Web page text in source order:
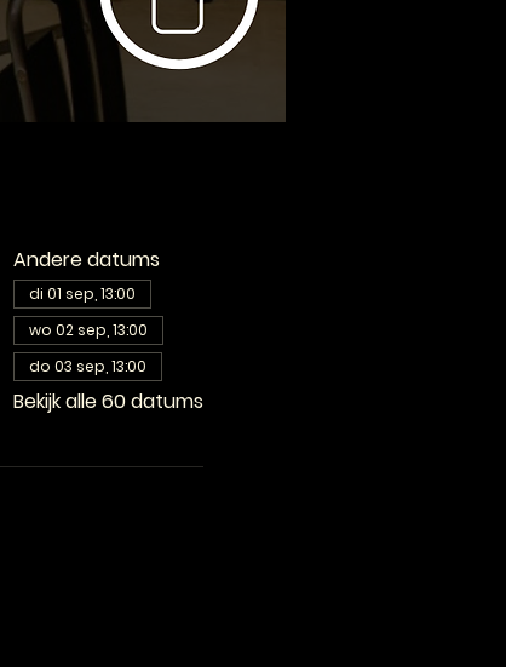
Andere datums
di 01 sep, 13:00
wo 02 sep, 13:00
do 03 sep, 13:00
Bekijk alle 60 datums